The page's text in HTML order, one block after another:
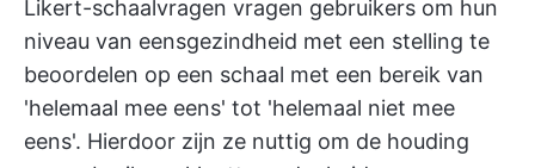
Likert-schaalvragen vragen gebruikers om hun
niveau van eensgezindheid met een stelling te
beoordelen op een schaal met een bereik van
'helemaal mee eens' tot 'helemaal niet mee
eens'. Hierdoor zijn ze nuttig om de houding